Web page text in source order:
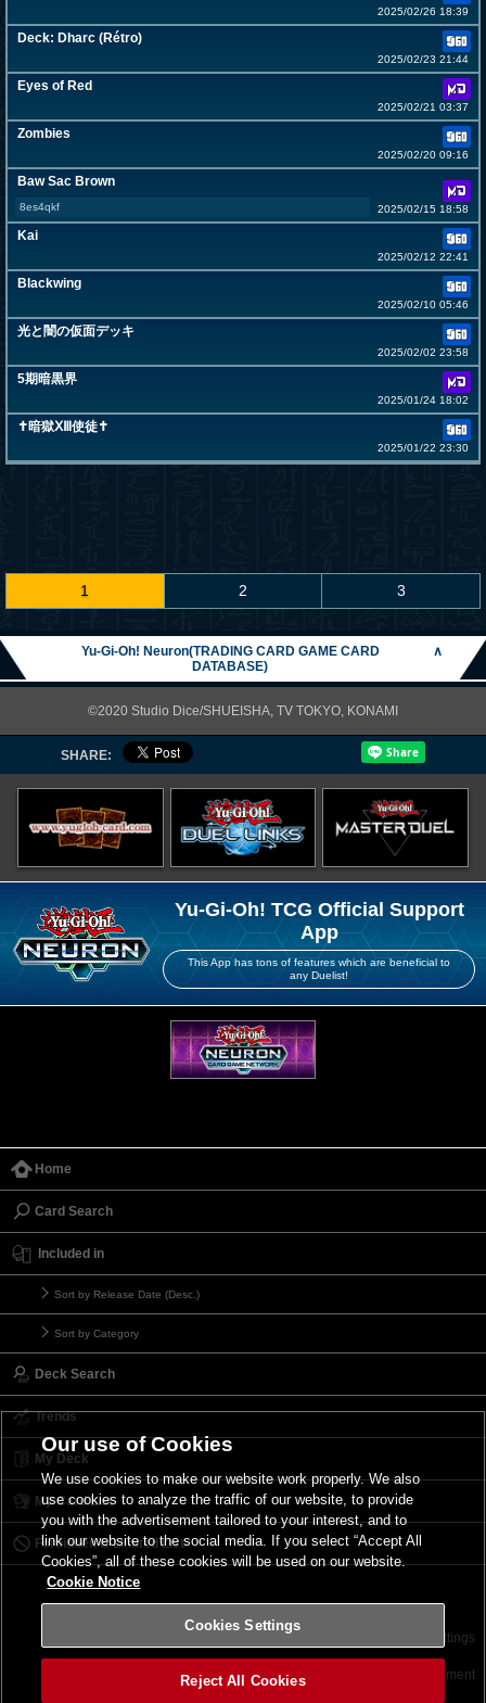
2025/02/26 18:39
Deck: Dharc (Rétro)
2025/02/23 21:44
Eyes of Red
2025/02/21 03:37
Zombies
2025/02/20 09:16
Baw Sac Brown
8es4qkf 2025/02/15 18:58
Kai
2025/02/12 22:41
Blackwing
2025/02/10 05:46
光と闇の仮面デッキ
2025/02/02 23:58
5期暗黒界
2025/01/24 18:02
✝暗獄ⅩⅢ使徒✝
2025/01/22 23:30
1 2 3
Yu-Gi-Oh! Neuron(TRADING CARD GAME CARD
DATABASE)
∧
©2020 Studio Dice/SHUEISHA, TV TOKYO, KONAMI
SHARE:
Yu-Gi-Oh! TCG Official Support
App
This App has tons of features which are beneficial to
any Duelist!
Home
Card Search
Included in
Sort by Release Date (Desc.)
Sort by Category
Deck Search
Trends
My Deck
My Card List
Forbidden & Limited List
Terms of Use Cookies Settings
©2026 Konami Digital Entertainment
Our use of Cookies
We use cookies to make our website work properly. We also
use cookies to analyze the traffic of our website, to provide
you with the advertisement tailored to your interest, and to
link our website to the social media. If you select “Accept All
Cookies”, all of these cookies will be used on our website.
Cookie Notice
Cookies Settings
Reject All Cookies